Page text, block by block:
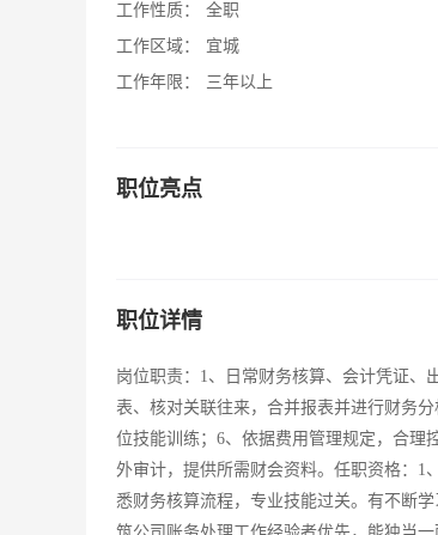
工作性质：
全职
工作区域：
宜城
工作年限：
三年以上
职位亮点
职位详情
岗位职责：1、日常财务核算、会计凭证、
表、核对关联往来，合并报表并进行财务
位技能训练；6、依据费用管理规定，合理
外审计，提供所需财会资料。任职资格：1
悉财务核算流程，专业技能过关。有不断